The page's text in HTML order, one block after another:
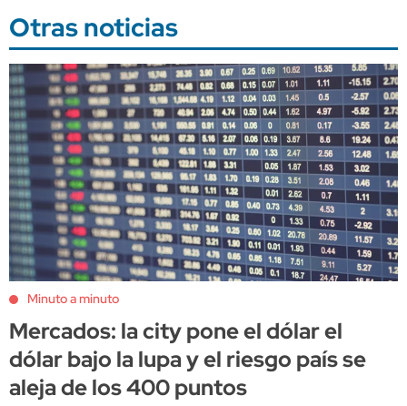
Otras noticias
Minuto a minuto
Mercados: la city pone el dólar el
dólar bajo la lupa y el riesgo país se
aleja de los 400 puntos